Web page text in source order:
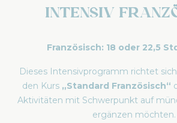
Intensiv
Französisch: 18 oder 22,5
Dieses Intensivprogramm richtet
den Kurs „Standard Französisch“
Aktivitäten mit Schwerpunkt auf
ergänzen möchten.